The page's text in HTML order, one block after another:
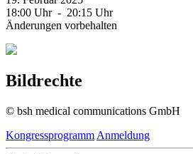
18:00 Uhr - 20:15 Uhr
Änderungen vorbehalten
Bildrechte
© bsh medical communications GmbH
Kongressprogramm Anmeldung